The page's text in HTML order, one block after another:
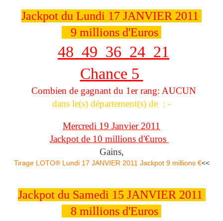
Jackpot du Lundi 17 JANVIER 2011
9 millions d'Euros
48 49 36 24 21
Chance 5
Combien de gagnant du 1er rang: AUCUN
dans le(s) département(s) de : -
Mercredi 19 Janvier 2011
Jackpot de 10 millions d'€uros
Gains,
Tirage LOTO® Lundi 17 JANVIER 2011 Jackpot 9 millions €<<
Jackpot du Samedi 15 JANVIER 2011
8 millions d'Euros